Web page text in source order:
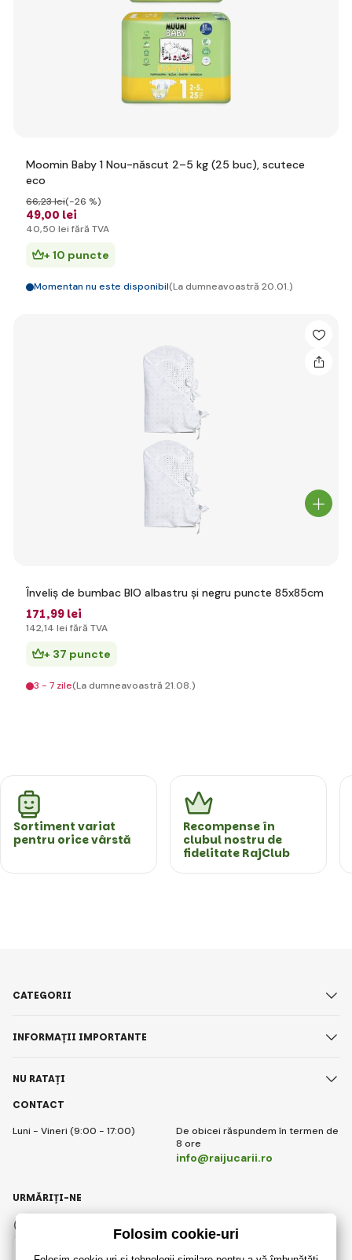
Moomin Baby 1 Nou-născut 2–5 kg (25 buc), scutece
eco
49,00 lei
66,23 lei(-26 %)
40,50 lei fără TVA
+ 10 puncte
Momentan nu este disponibil(La dumneavoastră 20.01.)
Înveliș de bumbac BIO albastru și negru puncte 85x85cm
171,99 lei
142,14 lei fără TVA
+ 37 puncte
3 - 7 zile(La dumneavoastră 21.08.)
Sortiment variat
pentru orice vârstă
Recompense în
clubul nostru de
fidelitate RajClub
CONTACT
Luni - Vineri (9:00 - 17:00)
De obicei răspundem în termen de
8 ore
info@raijucarii.ro
CATEGORII
INFORMAȚII IMPORTANTE
NU RATAȚI
Romanian
URMĂRIȚI-NE
Instagram